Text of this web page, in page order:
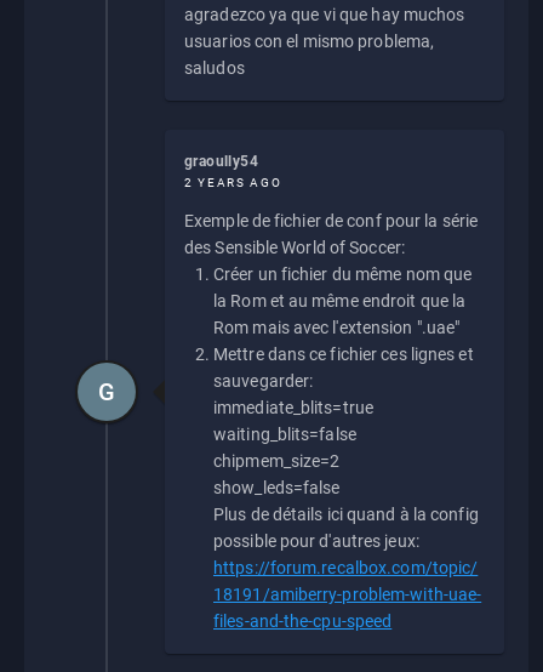
agradezco ya que vi que hay muchos
usuarios con el mismo problema,
saludos
graoully54
2 YEARS AGO
Exemple de fichier de conf pour la série
des Sensible World of Soccer:
Créer un fichier du même nom que
la Rom et au même endroit que la
Rom mais avec l'extension ".uae"
Mettre dans ce fichier ces lignes et
sauvegarder:
immediate_blits=true
waiting_blits=false
chipmem_size=2
show_leds=false
Plus de détails ici quand à la config
possible pour d'autres jeux:
https://forum.recalbox.com/topic/
18191/amiberry-problem-with-uae-
files-and-the-cpu-speed
G